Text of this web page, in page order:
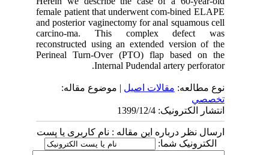
female patient that underwent com-bined ELAPE
and posterior vaginectomy for anal squamous cell
carcino-ma. This complex defect was
reconstructed using an extended version of the
Perineal Turn-Over (PTO) flap based on the
Internal Pudendal artery perforator.
نوع مطالعه:مقالات اصيل| موضوع مقاله:
تخصصي
انتشار الکترونیک: 1399/12/4
ارسال نظر درباره این مقاله : نام کاربری یا پست
الکترونیک شما: